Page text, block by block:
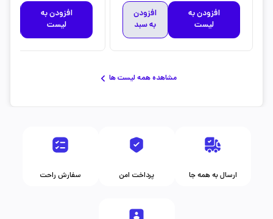
افزودن به
لیست
افزودن
به سبد
افزودن به
لیست
مشاهده همه لیست ها
سفارش راحت پرداخت امن ارسال به همه جا